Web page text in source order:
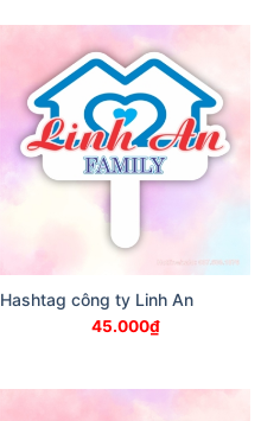
Hashtag công ty Linh An
45.000₫